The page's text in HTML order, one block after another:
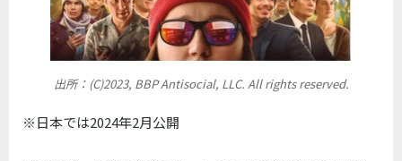
出所：(C)2023, BBP Antisocial, LLC. All rights reserved.
※日本では2024年2月公開